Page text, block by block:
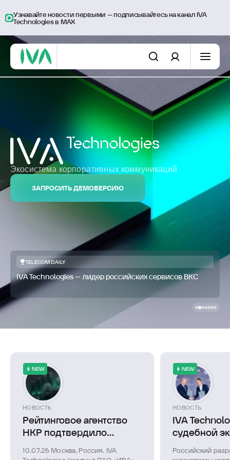
Узнавайте новости первыми – подписывайтесь на канал IVA
Technologies в MAX
TELECOMDAILY
IVA Technologies – лидер российских сервисов ВКС
Экосистема корпоративных коммуникаций
ЗАПРОСИТЬ ДЕМОВЕРСИЮ
NEW
НОВОСТЬ
Рейтинговое агентство
НКР подтвердило
«ИВА» на уровне A-.ru,
10.07.26 Москва, Россия. IVA
NEW
НОВОСТЬ
IVA
судебной
Российский